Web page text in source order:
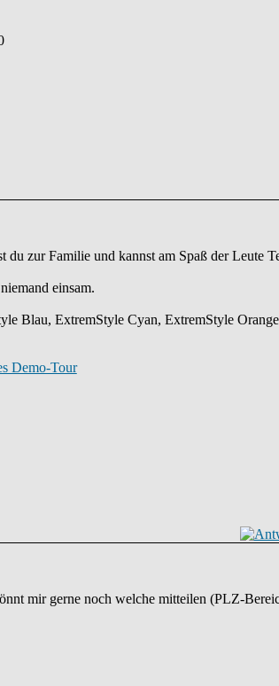
zur Familie und kannst am Spaß der Leute
einsam.
Blau, ExtremStyle Cyan, ExtremStyle
Demo-Tour
mir gerne noch welche mitteilen (PLZ-